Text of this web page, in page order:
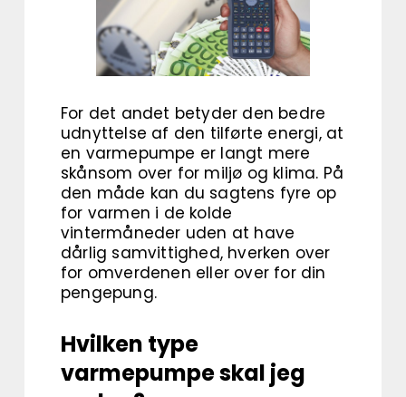
For det andet betyder den bedre
udnyttelse af den tilførte energi, at
en varmepumpe er langt mere
skånsom over for miljø og klima. På
den måde kan du sagtens fyre op
for varmen i de kolde
vintermåneder uden at have
dårlig samvittighed, hverken over
for omverdenen eller over for din
pengepung.
Hvilken type
varmepumpe skal jeg